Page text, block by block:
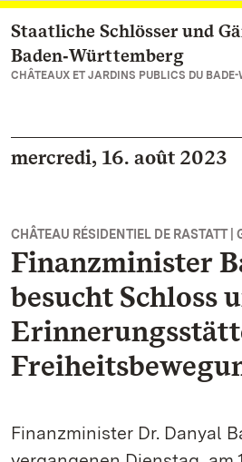
Vers la page d’accueil
Staatliche Schlösser und
Baden‑Württemberg
CHÂTEAUX ET JARDINS PUBLICS DU BADE-
mercredi, 16. août 2023
CHÂTEAU RÉSIDENTIEL DE RASTATT |
Finanzminister
besucht Schloss
Finanzminister Dr. Danyal